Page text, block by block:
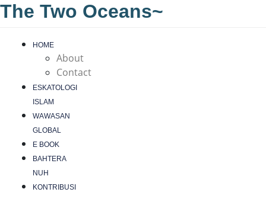
The Two Oceans~
HOME
About
Contact
ESKATOLOGI
ISLAM
WAWASAN
GLOBAL
E BOOK
BAHTERA
NUH
KONTRIBUSI